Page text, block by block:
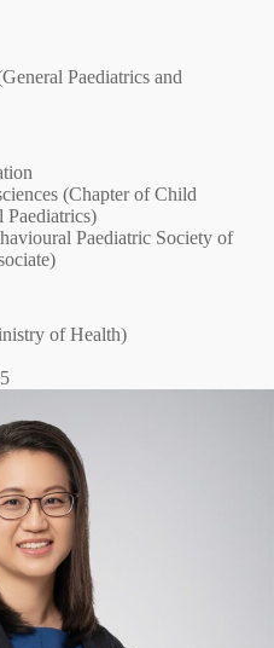
Paediatrics and
(Chapter of Child
Paediatric Society of
of Health)